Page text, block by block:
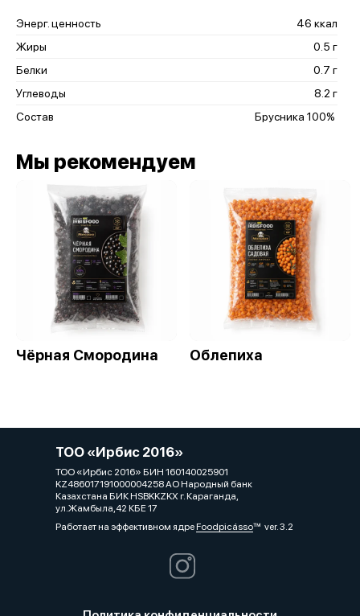
Энерг. ценность
46 ккал
Жиры
0.5 г
Белки
0.7 г
Углеводы
8.2 г
Состав
Брусника 100%
Мы рекомендуем
Чёрная Смородина Облепиха
ТОО «Ирбис 2016»
ТОО «Ирбис 2016» БИН 160140025901
KZ486017191000004258 АО Народный банк
Казахстана БИК HSBKKZKX г. Караганда,
ул.Жамбыла,42 КБЕ 17
Работает на эффективном ядреFoodpicássover. 3.2